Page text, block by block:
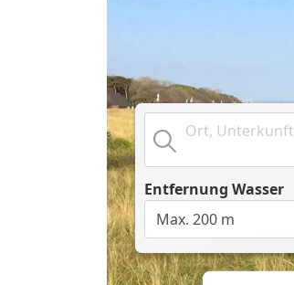
Ort, Unterkunft
Entfernung Wasser